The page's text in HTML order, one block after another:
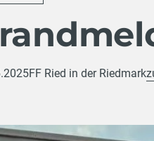
FF Ried in der Riedmark